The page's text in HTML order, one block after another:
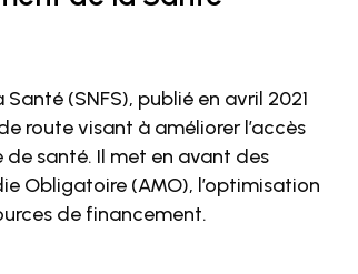
(SNFS), publié en avril 2021
route visant à améliorer l’accès
santé. Il met en avant des
Obligatoire (AMO), l’optimisation
de financement.